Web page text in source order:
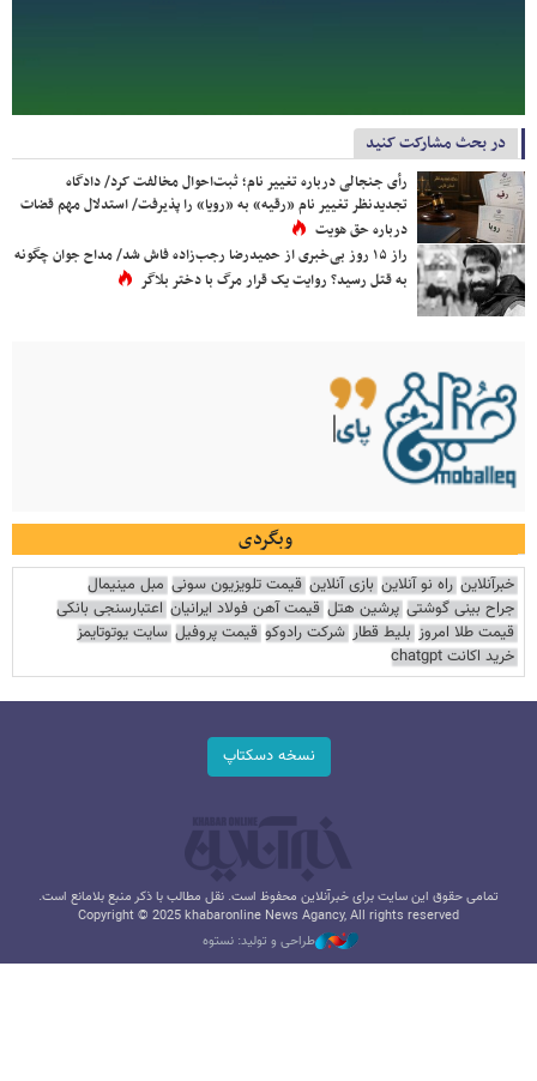
در بحث مشارکت کنید
رأی جنجالی درباره تغییر نام؛ ثبت‌احوال مخالفت کرد/ دادگاه
تجدیدنظر تغییر نام «رقیه» به «رویا» را پذیرفت/ استدلال مهم قضات
درباره حق هویت
راز ۱۵ روز بی‌خبری از حمیدرضا رجب‌زاده فاش شد/ مداح جوان چگونه
به قتل رسید؟ روایت یک قرار مرگ با دختر بلاگر
وبگردی
خبرآنلاین راه نو آنلاین بازی آنلاین قیمت تلویزیون سونی مبل مینیمال
جراح بینی گوشتی پرشین هتل قیمت آهن فولاد ایرانیان اعتبارسنجی بانکی
قیمت طلا امروز بلیط قطار شرکت رادوکو قیمت پروفیل سایت یوتوتایمز
خرید اکانت chatgpt
نسخه دسکتاپ
تمامی حقوق این سایت برای خبرآنلاین محفوظ است. نقل مطالب با ذکر منبع بلامانع است.
Copyright © 2025 khabaronline News Agancy, All rights reserved
طراحی و تولید: نستوه